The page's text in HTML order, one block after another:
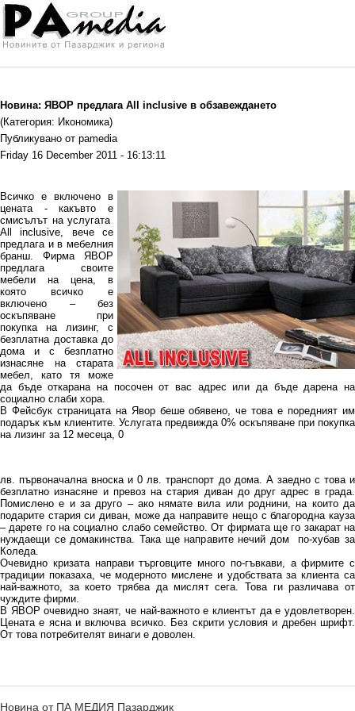
Новина: ЯВОР предлага All inclusive в обзавеждането
(Категория: Икономика)
Публикувано от pamedia
Friday 16 December 2011 - 16:13:11
Всичко е включено в
цената - какъвто е
смисълът на услугата
All inclusive, вече се
предлага и в мебелния
бранш. Фирма ЯВОР
предлага своите
мебели на цена, в
която всичко е
включено – без
оскъпяване при
покупка на лизинг, с
безплатна доставка до
дома и с безплатно
изнасяне на старата
мебел, като тя може
да бъде откарана на посочен от вас адрес или да бъде дарена на
социално слаби хора.
В Фейсбук страницата на Явор беше обявено, че това е поредният им
подарък към клиентите. Услугата предвижда 0% оскъпяване при покупка
на лизинг за 12 месеца, 0
лв. първоначална вноска и 0 лв. транспорт до дома. А заедно с това и
безплатно изнасяне и превоз на стария диван до друг адрес в града.
Помислено е и за друго – ако нямате вила или роднини, на които да
подарите стария си диван, може да направите нещо с благородна кауза
– дарете го на социално слабо семейство. От фирмата ще го закарат на
нуждаещи се домакинства. Така ще направите нечий дом по-хубав за
Коледа.
Очевидно кризата направи търговците много по-гъвкави, а фирмите с
традиции показаха, че модерното мислене и удобствата за клиента са
най-важното, за което трябва да мислят сега. Това ги различава от
чуждите фирми.
В ЯВОР очевидно знаят, че най-важното е клиентът да е удовлетворен.
Цената е ясна и включва всичко. Без скрити условия и дребен шрифт.
От това потребителят винаги е доволен.
Новина от ПА МЕДИЯ Пазарджик